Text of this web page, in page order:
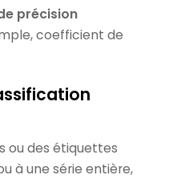
précision
coefficient de
ou des étiquettes
à une série entière,